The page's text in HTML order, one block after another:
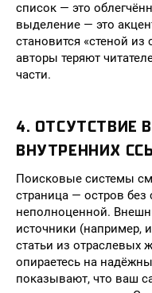
список — это
выделение — это
становится «стеной
авторы теряют
части.
4. ОТСУТСТВИЕ
ВНУТРЕННИХ
Поисковые системы
страница — остров
неполноценной.
источники (например,
статьи из отраслевых
опираетесь на
показывают, что ваш